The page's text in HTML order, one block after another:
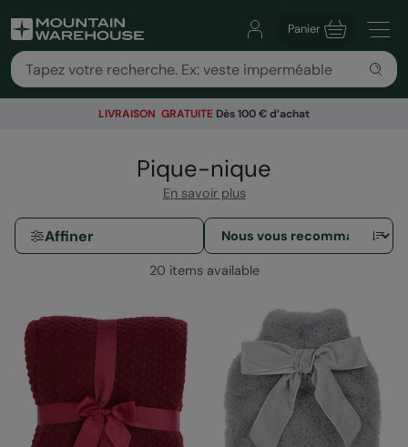
Panier
LIVRAISON GRATUITE Dès 100 € d’achat
Pique-nique
En savoir plus
Affiner
20 items available